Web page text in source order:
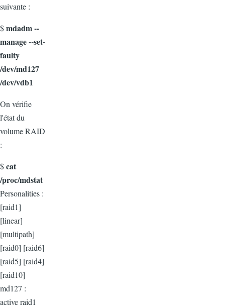
suivante :
$mdadm --
manage --set-
faulty
/dev/md127
/dev/vdb1
On vérifie
l'état du
volume RAID
:
$cat
/proc/mdstat
Personalities :
[raid1]
[linear]
[multipath]
[raid0] [raid6]
[raid5] [raid4]
[raid10]
md127 :
active raid1